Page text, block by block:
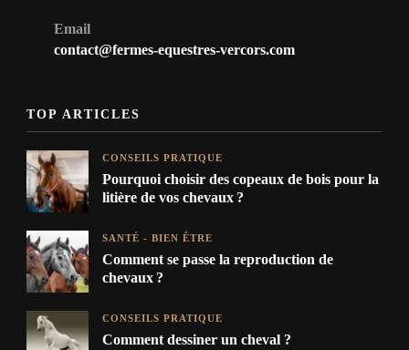
Email
contact@fermes-equestres-vercors.com
TOP ARTICLES
CONSEILS PRATIQUE
Pourquoi choisir des copeaux de bois pour la
litière de vos chevaux ?
SANTÉ - BIEN ÊTRE
Comment se passe la reproduction de
chevaux ?
CONSEILS PRATIQUE
Comment dessiner un cheval ?